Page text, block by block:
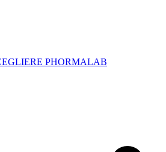
PHORMALAB